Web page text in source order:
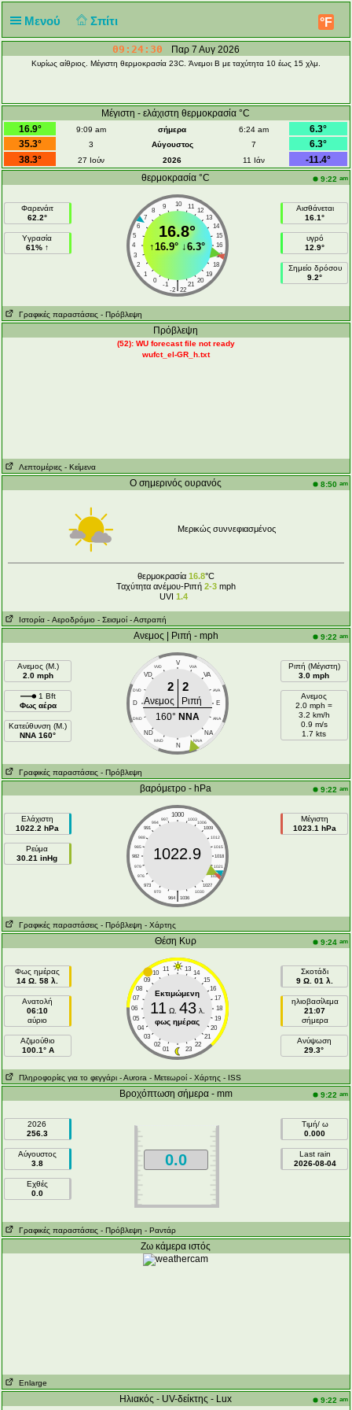
Μενού Σπίτι °F
09:24:30 Παρ 7 Αυγ 2026
Κυρίως αίθριος. Μέγιστη θερμοκρασία 23C. Άνεμοι Β με ταχύτητα 10 έως 15 χλμ.
Μέγιστη - ελάχιστη θερμοκρασία °C
16.9°
9:09 am σήμερα 6:24 am
6.3°
35.3°
3 Αύγουστος 7
6.3°
38.3°
27 Ιούν 2026 11 Ιάν
-11.4°
θερμοκρασία °C
9:22 am
Φαρενάιτ
62.2°
Υγρασία
61% ↑
10
9 11
8
12
7
13
6
14
5
15
4
16
3
17
2
18
1
19
0
20
-1 21
|
-2 22
16.8°
↑16.9° ↓6.3°
Αισθάνεται
16.1°
υγρό
12.9°
Σημείο δρόσου
9.2°
Γραφικές παραστάσεις - Πρόβλεψη
Πρόβλεψη
(52): WU forecast file not ready
wufct_el-GR_h.txt
Λεπτομέριες - Κείμενα
Ο σημερινός ουρανός 8:50 am
Μερικώς συννεφιασμένος
θερμοκρασία 16.8°C
Ταχύτητα ανέμου-Ριπή 2-3mph
UVI 1.4
Ιστορία - Aεροδρόμιο - Σεισμοί - Αστραπή
Ανεμος | Ριπή - mph 9:22 am
Ανεμος (Μ.)
2.0 mph
1 Bft
Φως αέρα
Κατεύθυνση (Μ.)
NNA 160°
V
VVD VVA
VD VA
DVD AVA
D E
DND ANA
ND NA
NND NNA
N
2 2
Ανεμος
Ριπή
160° NNA
Ριπή (Μέγιστη)
3.0 mph
Ανεμος
2.0 mph =
3.2 km/h
0.9 m/s
1.7 kts
Γραφικές παραστάσεις - Πρόβλεψη
βαρόμετρο - hPa 9:22 am
Ελάχιστη
1022.2 hPa
Ρεύμα
30.21 inHg
1000
997 1003
994
1006
991
1009
988
1012
985
1015
982
1018
979
1021
976
1024
973
1027
970
1030
|
964 1036
1022.9
Μέγιστη
1023.1 hPa
Γραφικές παραστάσεις - Πρόβλεψη - Χάρτης
Θέση Κυρ 9:24 am
Φως ημέρας
14 Ω. 58 λ.
Ανατολή
06:10
αύριο
Aζιμούθιο
100.1° A
11 13
10
14
09
15
08
16
07
17
06
18
05
19
04
20
03
21
02
22
01 23
Εκτιμώμενη
11 Ω. 43λ.
φως ημέρας
Σκοτάδι
9 Ω. 01 λ.
ηλιοβασίλεμα
21:07
σήμερα
Ανύψωση
29.3°
Πληροφορίες για το φεγγάρι - Αυrora - Μετεωροί - Χάρτης - ISS
Βροχόπτωση σήμερα - mm 9:22 am
2026
256.3
Αύγουστος
3.8
Εχθές
0.0
0.0
Τιμή/ ω
0.000
Last rain
2026-08-04
Γραφικές παραστάσεις - Πρόβλεψη - Ραντάρ
Ζω κάμερα ιστός
Enlarge
Ηλιακός - UV-δείκτης - Lux 9:22 am